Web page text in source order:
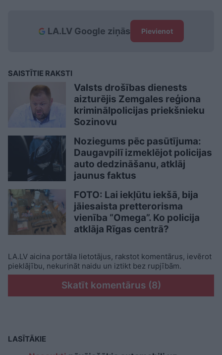
LA.LV Google ziņās Pievienot
SAISTĪTIE RAKSTI
Valsts drošības dienests
aizturējis Zemgales reģiona
kriminālpolicijas priekšnieku
Sozinovu
Noziegums pēc pasūtījuma:
Daugavpilī izmeklējot policijas
auto dedzināšanu, atklāj
jaunus faktus
FOTO: Lai iekļūtu iekšā, bija
jāiesaista pretterorisma
vienība “Omega”. Ko policija
atklāja Rīgas centrā?
LA.LV aicina portāla lietotājus, rakstot komentārus, ievērot
pieklājību, nekurināt naidu un iztikt bez rupjībām.
Skatīt komentārus (8)
LASĪTĀKIE